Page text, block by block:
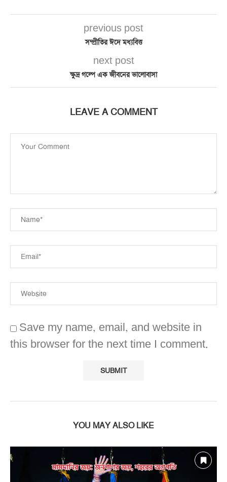
previous post
সম্প্রীতির ঈদে মধ্যবিত্ত
next post
ক্ষুদ্র গল্পে এক জীবনের ভালোবাসা
LEAVE A COMMENT
Save my name, email, and website in
this browser for the next time I comment.
YOU MAY ALSO LIKE